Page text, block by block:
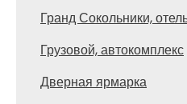
Гранд Сокольники,
Грузовой, автокомплекс
Дверная ярмарка